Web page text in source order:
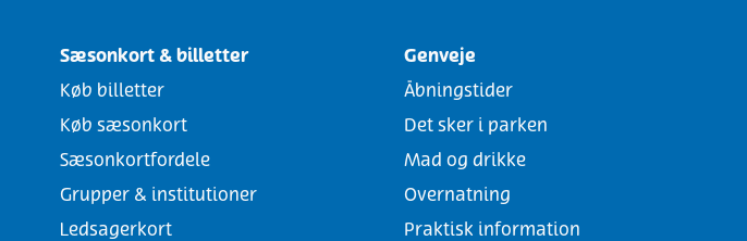
Sæsonkort & billetter
Køb billetter
Køb sæsonkort
Sæsonkortfordele
Grupper & institutioner
Ledsagerkort
Genveje
Åbningstider
Det sker i parken
Mad og drikke
Overnatning
Praktisk information